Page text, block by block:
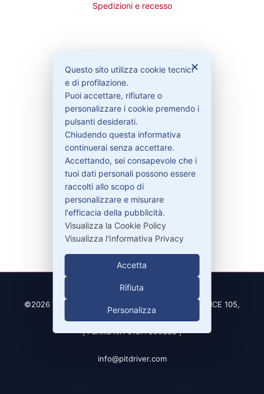
Spedizioni e recesso
Bisogno di aiuto?
Contattaci
Garanzie
Contatti
329-30.78.513
info@pitdriver.com
©2026 PitDriver | CROCO DEAL S.R.L. VIA DEL SALICE 105,
| Partita IVA 01877990885 |
info@pitdriver.com
✕
Questo sito utilizza cookie tecnici
e di profilazione.
Puoi accettare, rifiutare o
personalizzare i cookie premendo i
pulsanti desiderati.
Chiudendo questa informativa
continuerai senza accettare.
Accettando, sei consapevole che i
tuoi dati personali possono essere
raccolti allo scopo di
personalizzare e misurare
l'efficacia della pubblicità.
Visualizza la Cookie Policy
Visualizza l'Informativa Privacy
Accetta
Rifiuta
Personalizza